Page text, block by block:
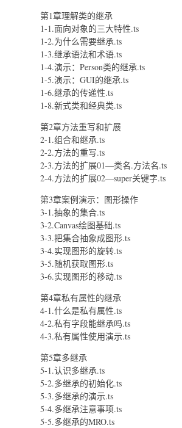
第1章理解类的继承
1-1.面向对象的三大特性.ts
1-2.为什么需要继承.ts
1-3.继承语法和术语.ts
1-4.演示：Person类的继承.ts
1-5.演示：GUI的继承.ts
1-6.继承的传递性.ts
1-8.新式类和经典类.ts
第2章方法重写和扩展
2-1.组合和继承.ts
2-2.方法的重写.ts
2-3.方法的扩展01—类名.方法名.ts
2-4.方法的扩展02—super关键字.ts
第3章案例演示：图形操作
3-1.抽象的集合.ts
3-2.Canvas绘图基础.ts
3-3.把集合抽象成图形.ts
3-4.实现图形的旋转.ts
3-5.随机获取图形.ts
3-6.实现图形的移动.ts
第4章私有属性的继承
4-1.什么是私有属性.ts
4-2.私有字段能继承吗.ts
4-3.私有属性使用演示.ts
第5章多继承
5-1.认识多继承.ts
5-2.多继承的初始化.ts
5-3.多继承的演示.ts
5-4.多继承注意事项.ts
5-5.多继承的MRO.ts